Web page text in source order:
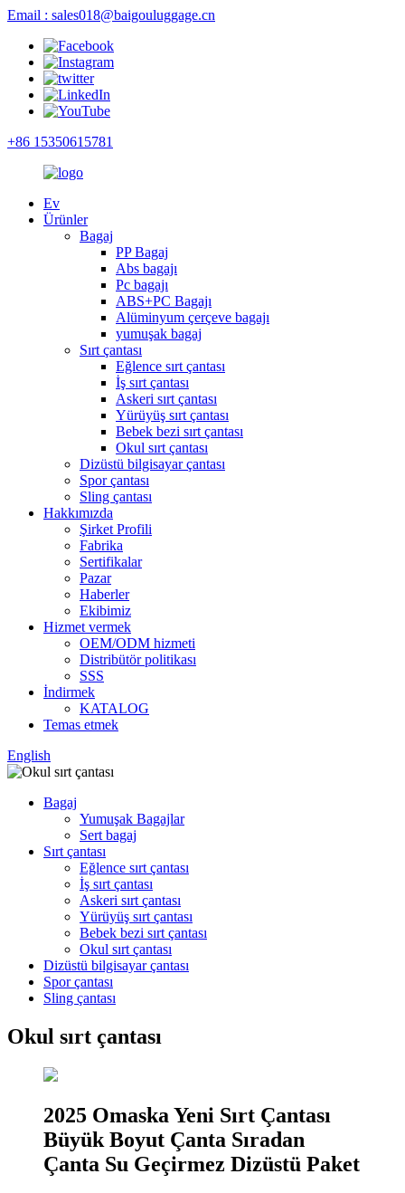
Email : sales018@baigouluggage.cn
+86 15350615781
Ev
Ürünler
Bagaj
PP Bagaj
Abs bagajı
Pc bagajı
ABS+PC Bagajı
Alüminyum çerçeve bagajı
yumuşak bagaj
Sırt çantası
Eğlence sırt çantası
İş sırt çantası
Askeri sırt çantası
Yürüyüş sırt çantası
Bebek bezi sırt çantası
Okul sırt çantası
Dizüstü bilgisayar çantası
Spor çantası
Sling çantası
Hakkımızda
Şirket Profili
Fabrika
Sertifikalar
Pazar
Haberler
Ekibimiz
Hizmet vermek
OEM/ODM hizmeti
Distribütör politikası
SSS
İndirmek
KATALOG
Temas etmek
English
Bagaj
Yumuşak Bagajlar
Sert bagaj
Sırt çantası
Eğlence sırt çantası
İş sırt çantası
Askeri sırt çantası
Yürüyüş sırt çantası
Bebek bezi sırt çantası
Okul sırt çantası
Dizüstü bilgisayar çantası
Spor çantası
Sling çantası
Okul sırt çantası
2025 Omaska ​​Yeni Sırt Çantası
Büyük Boyut Çanta Sıradan
Çanta Su Geçirmez Dizüstü Paket